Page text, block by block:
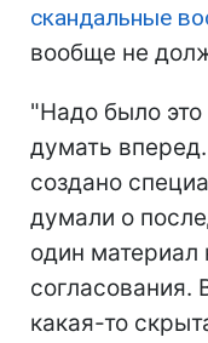
скандальные
вообще не
"Надо было
думать
создано
думали о
один материал
согласования.
какая-то